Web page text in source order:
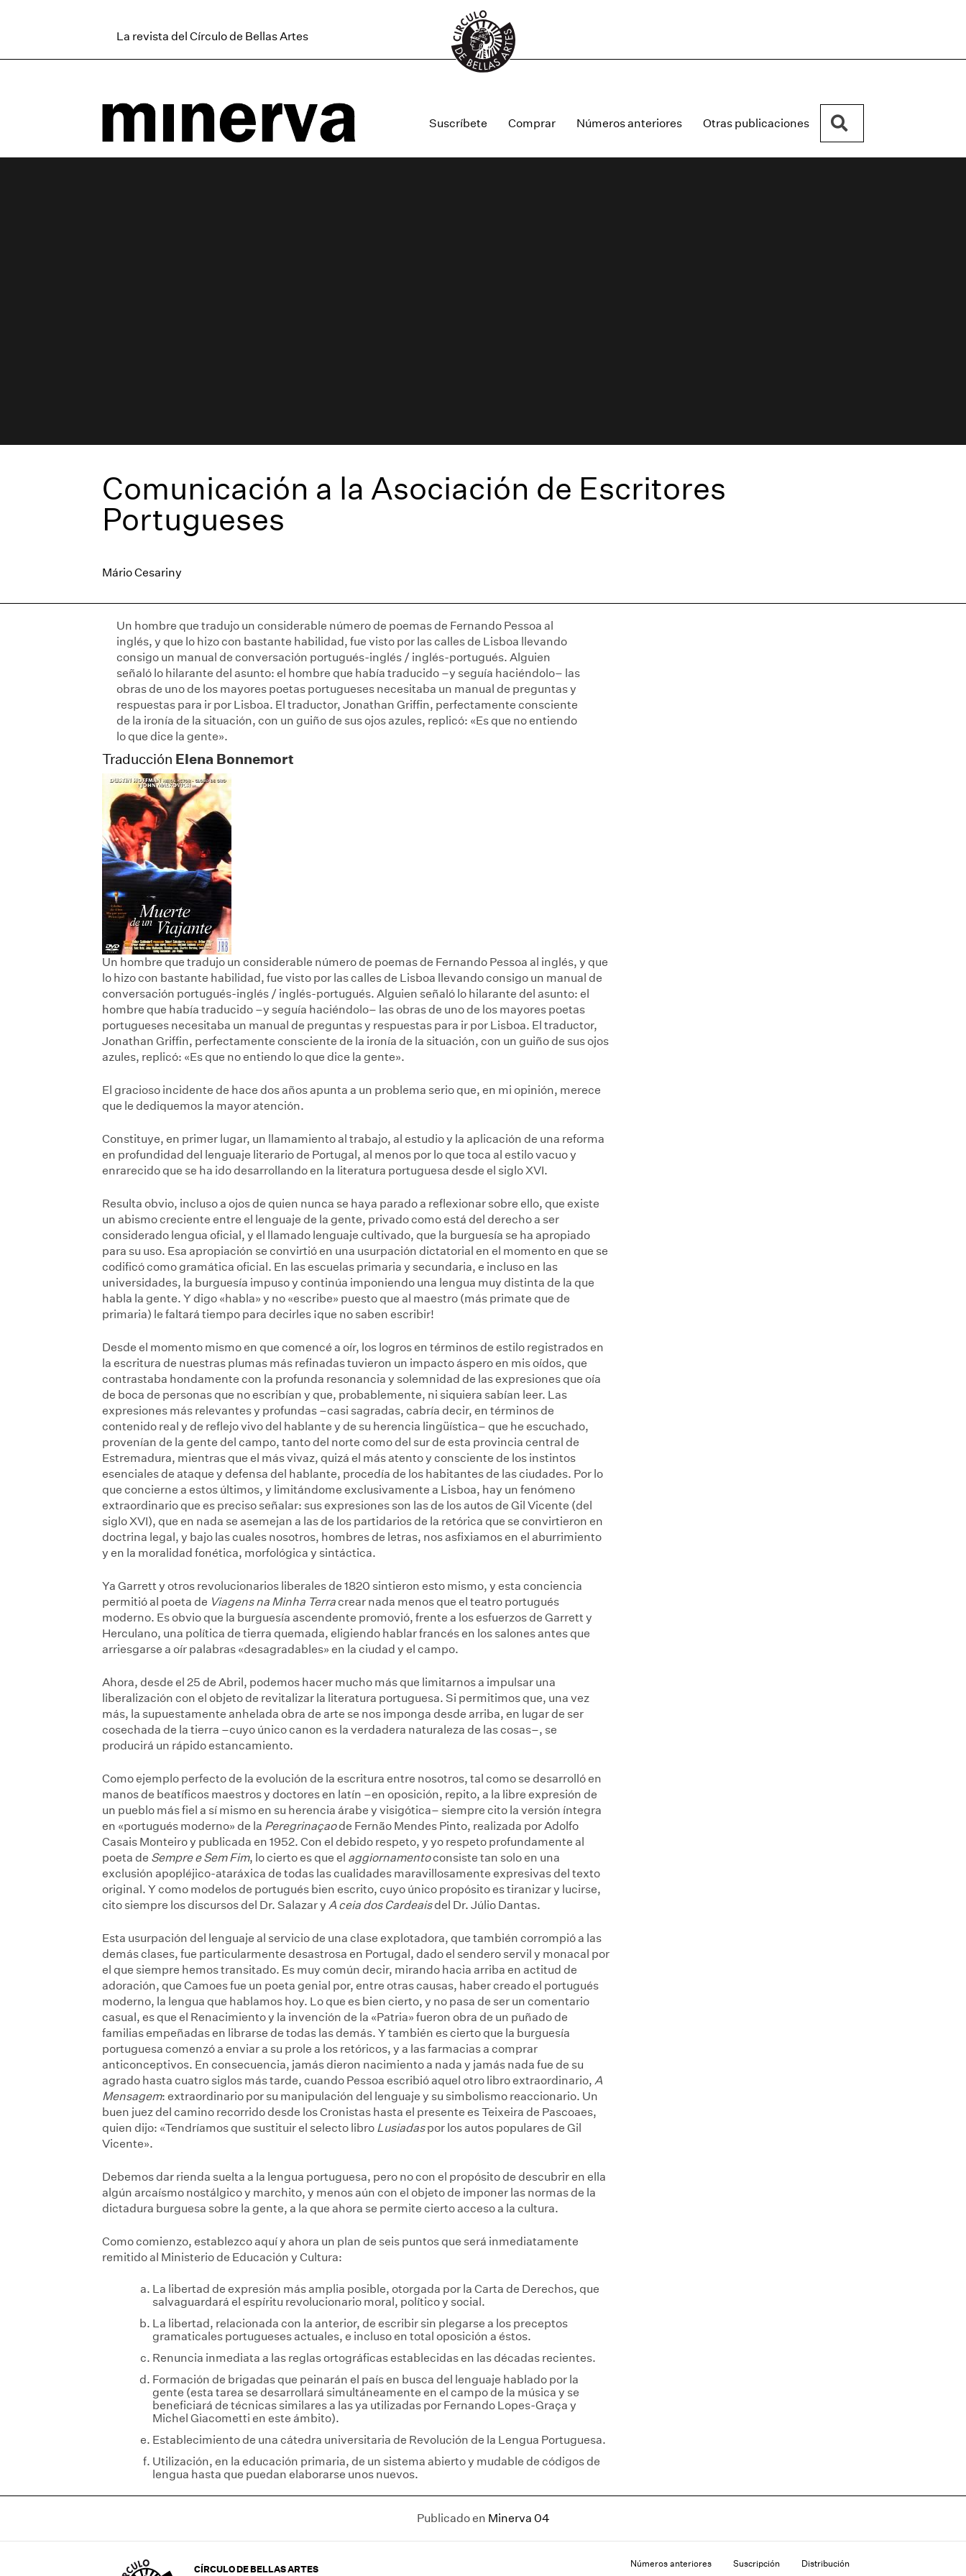
La revista del Círculo de Bellas Artes
Suscríbete Comprar Números anteriores Otras publicaciones
Comunicación a la Asociación de Escritores
Portugueses
Mário Cesariny
Un hombre que tradujo un considerable número de poemas de Fernando Pessoa al
inglés, y que lo hizo con bastante habilidad, fue visto por las calles de Lisboa llevando
consigo un manual de conversación portugués-inglés / inglés-portugués. Alguien
señaló lo hilarante del asunto: el hombre que había traducido –y seguía haciéndolo– las
obras de uno de los mayores poetas portugueses necesitaba un manual de preguntas y
respuestas para ir por Lisboa. El traductor, Jonathan Griffin, perfectamente consciente
de la ironía de la situación, con un guiño de sus ojos azules, replicó: «Es que no entiendo
lo que dice la gente».
Traducción Elena Bonnemort
Un hombre que tradujo un considerable número de poemas de Fernando Pessoa al inglés, y que
lo hizo con bastante habilidad, fue visto por las calles de Lisboa llevando consigo un manual de
conversación portugués-inglés / inglés-portugués. Alguien señaló lo hilarante del asunto: el
hombre que había traducido –y seguía haciéndolo– las obras de uno de los mayores poetas
portugueses necesitaba un manual de preguntas y respuestas para ir por Lisboa. El traductor,
Jonathan Griffin, perfectamente consciente de la ironía de la situación, con un guiño de sus ojos
azules, replicó: «Es que no entiendo lo que dice la gente».
El gracioso incidente de hace dos años apunta a un problema serio que, en mi opinión, merece
que le dediquemos la mayor atención.
Constituye, en primer lugar, un llamamiento al trabajo, al estudio y la aplicación de una reforma
en profundidad del lenguaje literario de Portugal, al menos por lo que toca al estilo vacuo y
enrarecido que se ha ido desarrollando en la literatura portuguesa desde el siglo XVI.
Resulta obvio, incluso a ojos de quien nunca se haya parado a reflexionar sobre ello, que existe
un abismo creciente entre el lenguaje de la gente, privado como está del derecho a ser
considerado lengua oficial, y el llamado lenguaje cultivado, que la burguesía se ha apropiado
para su uso. Esa apropiación se convirtió en una usurpación dictatorial en el momento en que se
codificó como gramática oficial. En las escuelas primaria y secundaria, e incluso en las
universidades, la burguesía impuso y continúa imponiendo una lengua muy distinta de la que
habla la gente. Y digo «habla» y no «escribe» puesto que al maestro (más primate que de
primaria) le faltará tiempo para decirles ¡que no saben escribir!
Desde el momento mismo en que comencé a oír, los logros en términos de estilo registrados en
la escritura de nuestras plumas más refinadas tuvieron un impacto áspero en mis oídos, que
contrastaba hondamente con la profunda resonancia y solemnidad de las expresiones que oía
de boca de personas que no escribían y que, probablemente, ni siquiera sabían leer. Las
expresiones más relevantes y profundas –casi sagradas, cabría decir, en términos de
contenido real y de reflejo vivo del hablante y de su herencia lingüística– que he escuchado,
provenían de la gente del campo, tanto del norte como del sur de esta provincia central de
Estremadura, mientras que el más vivaz, quizá el más atento y consciente de los instintos
esenciales de ataque y defensa del hablante, procedía de los habitantes de las ciudades. Por lo
que concierne a estos últimos, y limitándome exclusivamente a Lisboa, hay un fenómeno
extraordinario que es preciso señalar: sus expresiones son las de los autos de Gil Vicente (del
siglo XVI), que en nada se asemejan a las de los partidarios de la retórica que se convirtieron en
doctrina legal, y bajo las cuales nosotros, hombres de letras, nos asfixiamos en el aburrimiento
y en la moralidad fonética, morfológica y sintáctica.
Ya Garrett y otros revolucionarios liberales de 1820 sintieron esto mismo, y esta conciencia
permitió al poeta de Viagens na Minha Terracrear nada menos que el teatro portugués
moderno. Es obvio que la burguesía ascendente promovió, frente a los esfuerzos de Garrett y
Herculano, una política de tierra quemada, eligiendo hablar francés en los salones antes que
arriesgarse a oír palabras «desagradables» en la ciudad y el campo.
Ahora, desde el 25 de Abril, podemos hacer mucho más que limitarnos a impulsar una
liberalización con el objeto de revitalizar la literatura portuguesa. Si permitimos que, una vez
más, la supuestamente anhelada obra de arte se nos imponga desde arriba, en lugar de ser
cosechada de la tierra –cuyo único canon es la verdadera naturaleza de las cosas–, se
producirá un rápido estancamiento.
Como ejemplo perfecto de la evolución de la escritura entre nosotros, tal como se desarrolló en
manos de beatíficos maestros y doctores en latín –en oposición, repito, a la libre expresión de
un pueblo más fiel a sí mismo en su herencia árabe y visigótica– siempre cito la versión íntegra
en «portugués moderno» de la Peregrinaçaode Fernão Mendes Pinto, realizada por Adolfo
Casais Monteiro y publicada en 1952. Con el debido respeto, y yo respeto profundamente al
poeta de Sempre e Sem Fim, lo cierto es que el aggiornamentoconsiste tan solo en una
exclusión apopléjico-ataráxica de todas las cualidades maravillosamente expresivas del texto
original. Y como modelos de portugués bien escrito, cuyo único propósito es tiranizar y lucirse,
cito siempre los discursos del Dr. Salazar y A ceia dos Cardeaisdel Dr. Júlio Dantas.
Esta usurpación del lenguaje al servicio de una clase explotadora, que también corrompió a las
demás clases, fue particularmente desastrosa en Portugal, dado el sendero servil y monacal por
el que siempre hemos transitado. Es muy común decir, mirando hacia arriba en actitud de
adoración, que Camoes fue un poeta genial por, entre otras causas, haber creado el portugués
moderno, la lengua que hablamos hoy. Lo que es bien cierto, y no pasa de ser un comentario
casual, es que el Renacimiento y la invención de la «Patria» fueron obra de un puñado de
familias empeñadas en librarse de todas las demás. Y también es cierto que la burguesía
portuguesa comenzó a enviar a su prole a los retóricos, y a las farmacias a comprar
anticonceptivos. En consecuencia, jamás dieron nacimiento a nada y jamás nada fue de su
agrado hasta cuatro siglos más tarde, cuando Pessoa escribió aquel otro libro extraordinario, A
Mensagem: extraordinario por su manipulación del lenguaje y su simbolismo reaccionario. Un
buen juez del camino recorrido desde los Cronistas hasta el presente es Teixeira de Pascoaes,
quien dijo: «Tendríamos que sustituir el selecto libro Lusiadaspor los autos populares de Gil
Vicente».
Debemos dar rienda suelta a la lengua portuguesa, pero no con el propósito de descubrir en ella
algún arcaísmo nostálgico y marchito, y menos aún con el objeto de imponer las normas de la
dictadura burguesa sobre la gente, a la que ahora se permite cierto acceso a la cultura.
Como comienzo, establezco aquí y ahora un plan de seis puntos que será inmediatamente
remitido al Ministerio de Educación y Cultura:
La libertad de expresión más amplia posible, otorgada por la Carta de Derechos, que
salvaguardará el espíritu revolucionario moral, político y social.
La libertad, relacionada con la anterior, de escribir sin plegarse a los preceptos
gramaticales portugueses actuales, e incluso en total oposición a éstos.
Renuncia inmediata a las reglas ortográficas establecidas en las décadas recientes.
Formación de brigadas que peinarán el país en busca del lenguaje hablado por la
gente (esta tarea se desarrollará simultáneamente en el campo de la música y se
beneficiará de técnicas similares a las ya utilizadas por Fernando Lopes-Graça y
Michel Giacometti en este ámbito).
Establecimiento de una cátedra universitaria de Revolución de la Lengua Portuguesa.
Utilización, en la educación primaria, de un sistema abierto y mudable de códigos de
lengua hasta que puedan elaborarse unos nuevos.
Publicado en Minerva 04
CÍRCULO DE BELLAS ARTES
Números anteriores Suscripción Distribución